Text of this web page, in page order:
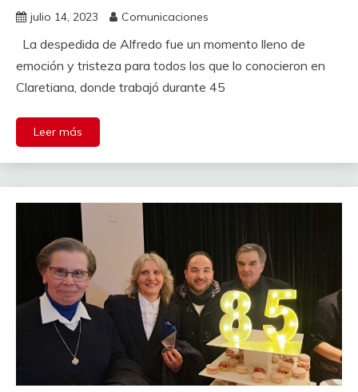
julio 14, 2023 Comunicaciones
La despedida de Alfredo fue un momento lleno de
emoción y tristeza para todos los que lo conocieron en
Claretiana, donde trabajó durante 45
Leer más